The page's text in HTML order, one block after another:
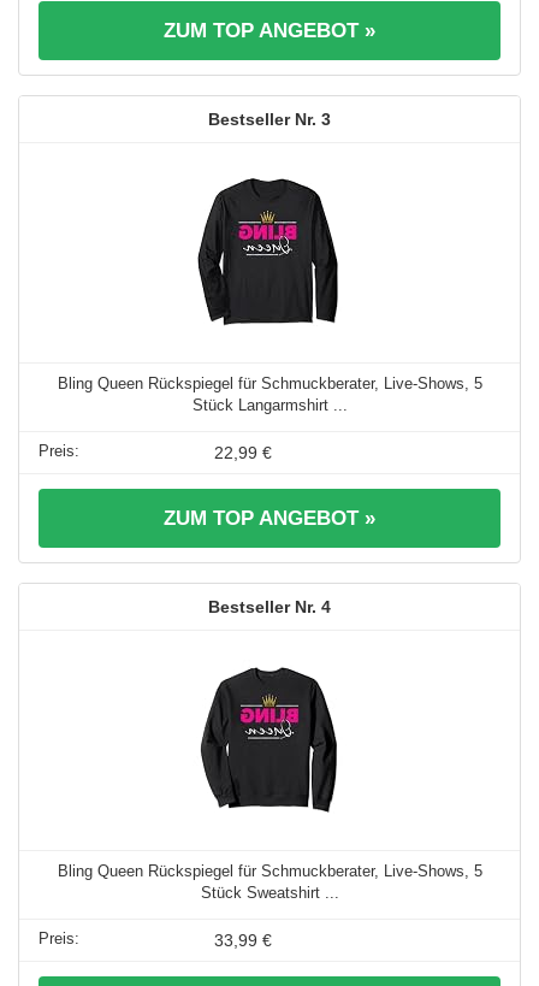
ZUM TOP ANGEBOT »
3
Bling Queen Rückspiegel für Schmuckberater, Live-Shows, 5
Stück Langarmshirt ...
22,99 €
ZUM TOP ANGEBOT »
4
Bling Queen Rückspiegel für Schmuckberater, Live-Shows, 5
Stück Sweatshirt ...
33,99 €